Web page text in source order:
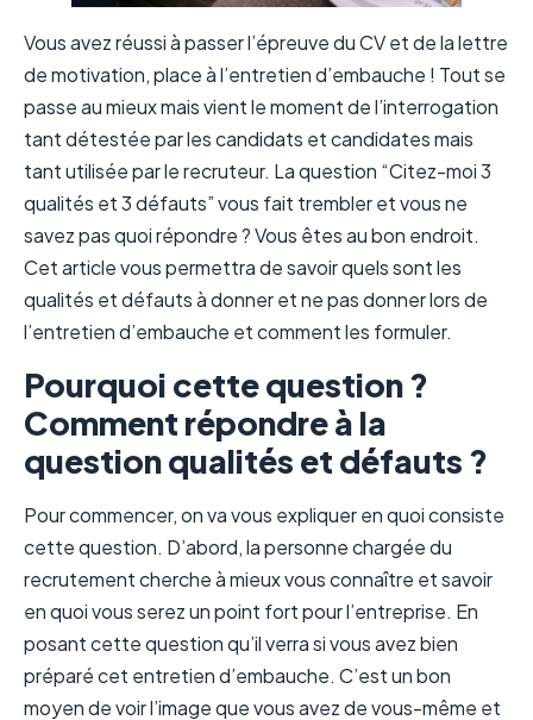
Vous avez réussi à passer l’épreuve du CV et de la lettre
de motivation, place à l’entretien d’embauche ! Tout se
passe au mieux mais vient le moment de l’interrogation
tant détestée par les candidats et candidates mais
tant utilisée par le recruteur. La question “Citez-moi 3
qualités et 3 défauts” vous fait trembler et vous ne
savez pas quoi répondre ? Vous êtes au bon endroit.
Cet article vous permettra de savoir quels sont les
qualités et défauts à donner et ne pas donner lors de
l’entretien d’embauche et comment les formuler.
Pourquoi cette question ?
Comment répondre à la
question qualités et défauts ?
Pour commencer, on va vous expliquer en quoi consiste
cette question. D’abord, la personne chargée du
recrutement cherche à mieux vous connaître et savoir
en quoi vous serez un point fort pour l’entreprise. En
posant cette question qu’il verra si vous avez bien
préparé cet entretien d’embauche. C’est un bon
moyen de voir l’image que vous avez de vous-même et